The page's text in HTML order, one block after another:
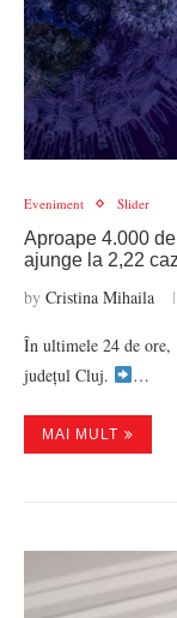
Eveniment Slider
Aproape 4.000
ajunge la 2,22
by Cristina Mihaila
În ultimele 24 de ore,
județul Cluj.
…
MAI MULT